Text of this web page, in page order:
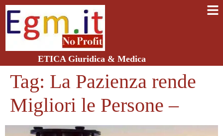
ETICA Giuridica & Medica
Tag: La Pazienza rende
Migliori le Persone –